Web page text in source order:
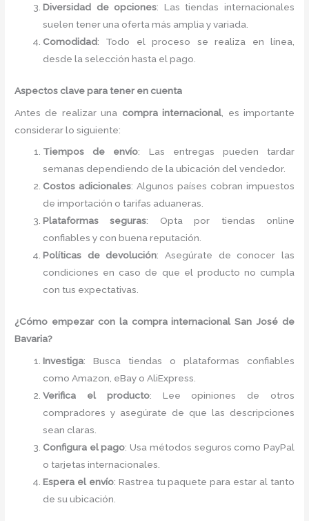
Diversidad de opciones: Las tiendas internacionales
suelen tener una oferta más amplia y variada.
Comodidad: Todo el proceso se realiza en línea,
desde la selección hasta el pago.
Aspectos clave para tener en cuenta
Antes de realizar una compra internacional , es importante
considerar lo siguiente:
Tiempos de envío: Las entregas pueden tardar
semanas dependiendo de la ubicación del vendedor.
Costos adicionales: Algunos países cobran impuestos
de importación o tarifas aduaneras.
Plataformas seguras: Opta por tiendas online
confiables y con buena reputación.
Políticas de devolución: Asegúrate de conocer las
condiciones en caso de que el producto no cumpla
con tus expectativas.
¿Cómo empezar con la compra internacional San José de
Bavaria?
Investiga: Busca tiendas o plataformas confiables
como Amazon, eBay o AliExpress.
Verifica el producto: Lee opiniones de otros
compradores y asegúrate de que las descripciones
sean claras.
Configura el pago: Usa métodos seguros como PayPal
o tarjetas internacionales.
Espera el envío: Rastrea tu paquete para estar al tanto
de su ubicación.